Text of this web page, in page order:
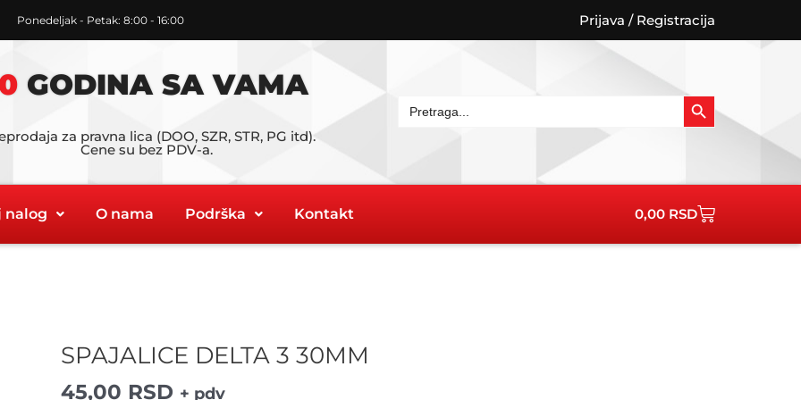
Ponedeljak - Petak: 8:00 - 16:00 Prijava / Registracija
GODINA SA VAMA
za pravna lica (DOO, SZR, STR, PG itd).
Cene su bez PDV-a.
for:
Search Button
nalog O nama Podrška Kontakt 0,00 RSDCart
SPAJALICE DELTA 3 30MM
45,00 RSD + pdv
SPAJALICE
3